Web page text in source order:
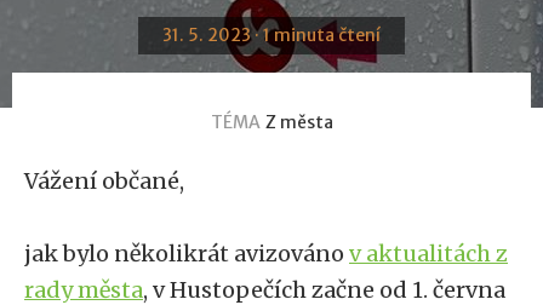
31. 5. 2023 · 1 minuta čtení
TÉMA Z města
Vážení občané,
jak bylo několikrát avizováno v aktualitách z
rady města, v Hustopečích začne od 1. června